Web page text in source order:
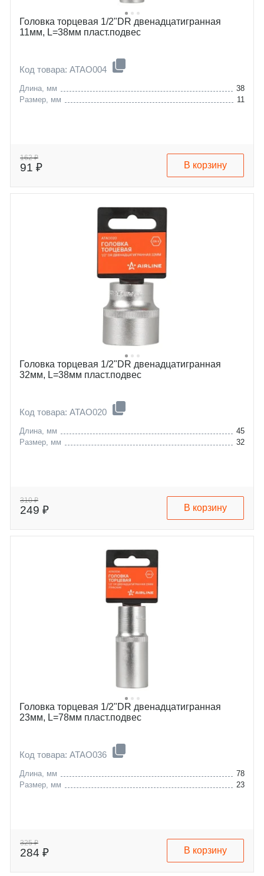
Головка торцевая 1/2"DR двенадцатигранная
11мм, L=38мм пласт.подвес
Код товара: ATAO004
Длина, мм
38
Размер, мм
11
162 ₽
91 ₽ В корзину
Головка торцевая 1/2"DR двенадцатигранная
32мм, L=38мм пласт.подвес
Код товара: ATAO020
Длина, мм
45
Размер, мм
32
310 ₽
249 ₽ В корзину
Головка торцевая 1/2"DR двенадцатигранная
23мм, L=78мм пласт.подвес
Код товара: ATAO036
Длина, мм
78
Размер, мм
23
325 ₽
284 ₽ В корзину